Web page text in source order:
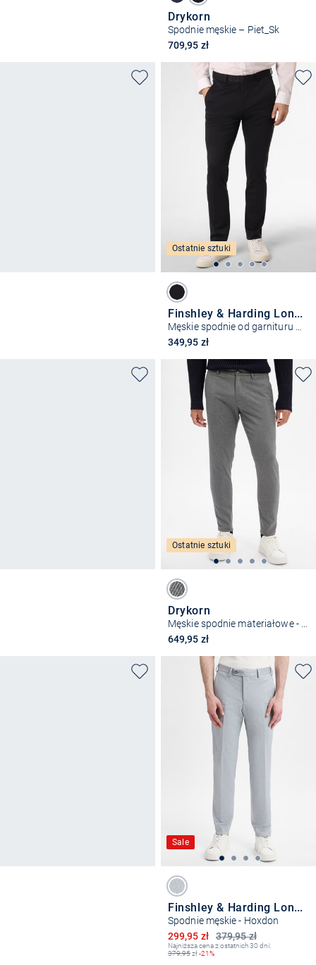
Drykorn
Spodnie męskie – Piet_Sk
709,95 zł
Ostatnie sztuki
Finshley & Harding London
349,95 zł
Ostatnie sztuki
Drykorn
649,95 zł
Sale
Finshley & Harding London
Spodnie męskie - Hoxdon
379,95 zł
Obniżona cena
299,95 zł
Najniższa cena z ostatnich 30 dni:
379,95zł-21%